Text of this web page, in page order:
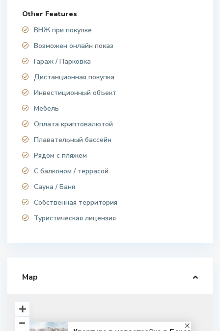
Other Features
ВНЖ при покупке
Возможен онлайн показ
Гараж / Парковка
Дистанционная покупка
Инвестиционный объект
Мебель
Оплата криптовалютой
Плавательный бассейн
Рядом с пляжем
С балконом / террасой
Сауна / Баня
Собственная территория
Туристическая лицензия
Map